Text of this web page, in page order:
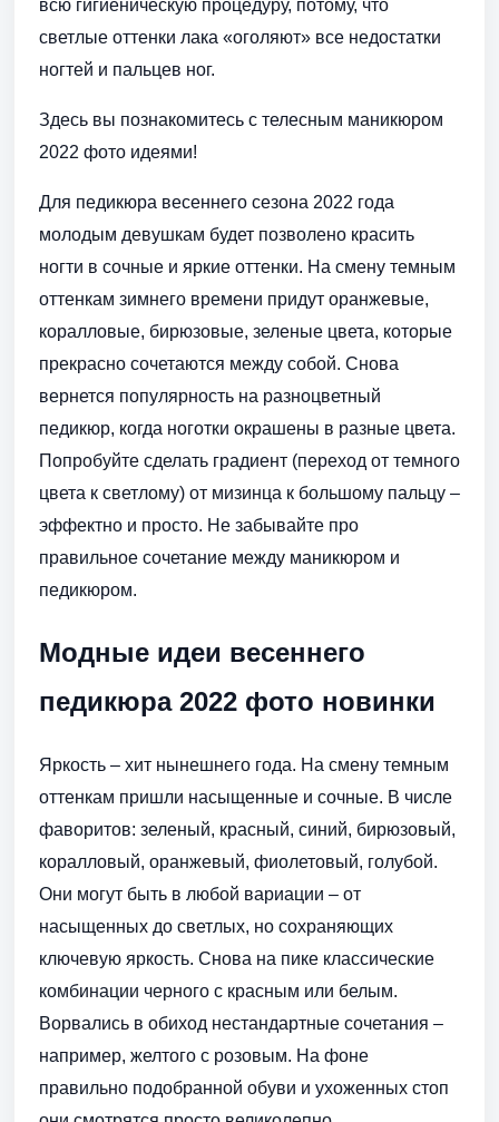
всю гигиеническую процедуру, потому, что
светлые оттенки лака «оголяют» все недостатки
ногтей и пальцев ног.
Здесь вы познакомитесь с телесным маникюром
2022 фото идеями!
Для педикюра весеннего сезона 2022 года
молодым девушкам будет позволено красить
ногти в сочные и яркие оттенки. На смену темным
оттенкам зимнего времени придут оранжевые,
коралловые, бирюзовые, зеленые цвета, которые
прекрасно сочетаются между собой. Снова
вернется популярность на разноцветный
педикюр, когда ноготки окрашены в разные цвета.
Попробуйте сделать градиент (переход от темного
цвета к светлому) от мизинца к большому пальцу –
эффектно и просто. Не забывайте про
правильное сочетание между маникюром и
педикюром.
Модные идеи весеннего
педикюра 2022 фото новинки
Яркость – хит нынешнего года. На смену темным
оттенкам пришли насыщенные и сочные. В числе
фаворитов: зеленый, красный, синий, бирюзовый,
коралловый, оранжевый, фиолетовый, голубой.
Они могут быть в любой вариации – от
насыщенных до светлых, но сохраняющих
ключевую яркость. Снова на пике классические
комбинации черного с красным или белым.
Ворвались в обиход нестандартные сочетания –
например, желтого с розовым. На фоне
правильно подобранной обуви и ухоженных стоп